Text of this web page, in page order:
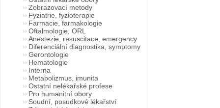
Zobrazovací metody
Fyziatrie, fyzioterapie
Farmacie, farmakologie
Oftalmologie, ORL
Anestezie, resuscitace, emergency
Diferenciální diagnostika, symptomy
Gerontologie
Hematologie
Interna
Metabolizmus, imunita
Ostatní nelékařské profese
Pro humanitní obory
Soudní, posudkové lékařství